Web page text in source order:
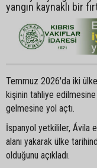
yangın kaynaklı bir
Temmuz 2026'da iki
kişinin tahliye
gelmesine yol açtı.
İspanyol yetkililer, Ávila
alanı yakarak ülke
olduğunu açıkladı.